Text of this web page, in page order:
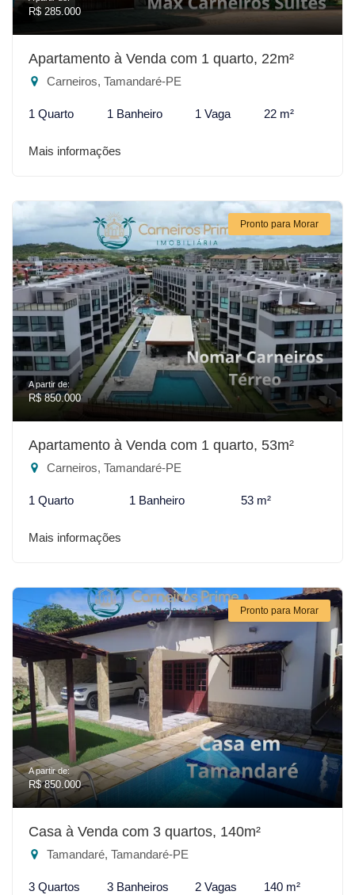
R$ 285.000
Apartamento à Venda com 1 quarto, 22m²
Carneiros, Tamandaré-PE
1 Quarto 1 Banheiro 1 Vaga 22 m²
Mais informações
Pronto para Morar
A partir de:
R$ 850.000
Apartamento à Venda com 1 quarto, 53m²
Carneiros, Tamandaré-PE
1 Quarto 1 Banheiro 53 m²
Mais informações
Pronto para Morar
A partir de:
R$ 850.000
Casa à Venda com 3 quartos, 140m²
Tamandaré, Tamandaré-PE
3 Quartos 3 Banheiros 2 Vagas 140 m²